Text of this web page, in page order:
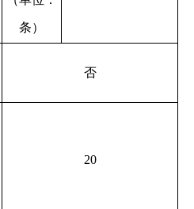
条）
否
20